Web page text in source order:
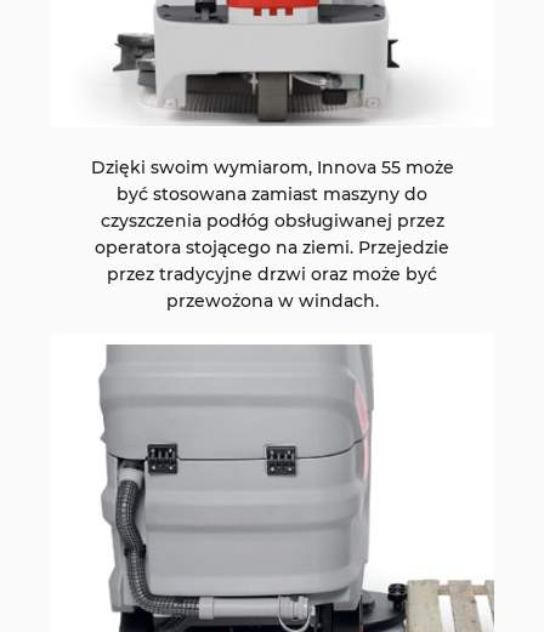
Dzięki swoim wymiarom, Innova 55 może
być stosowana zamiast maszyny do
czyszczenia podłóg obsługiwanej przez
operatora stojącego na ziemi. Przejedzie
przez tradycyjne drzwi oraz może być
przewożona w windach.